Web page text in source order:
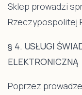
Sklep prowadzi
Rzeczypospolitej
§ 4. USŁUGI
ELEKTRONICZNĄ
Poprzez